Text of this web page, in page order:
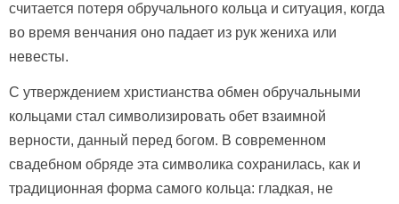
считается потеря обручального кольца и ситуация, когда
во время венчания оно падает из рук жениха или
невесты.
С утверждением христианства обмен обручальными
кольцами стал символизировать обет взаимной
верности, данный перед богом. В современном
свадебном обряде эта символика сохранилась, как и
традиционная форма самого кольца: гладкая, не